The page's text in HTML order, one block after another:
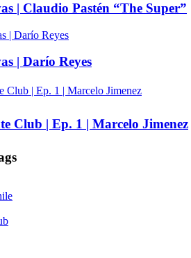
| Claudio Pastén “The Super”
| Darío Reyes
Club | Ep. 1 | Marcelo Jimenez